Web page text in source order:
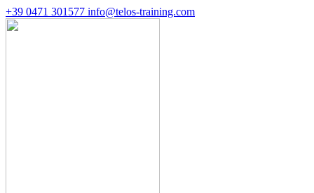
+39 0471 301577 info@telos-training.com